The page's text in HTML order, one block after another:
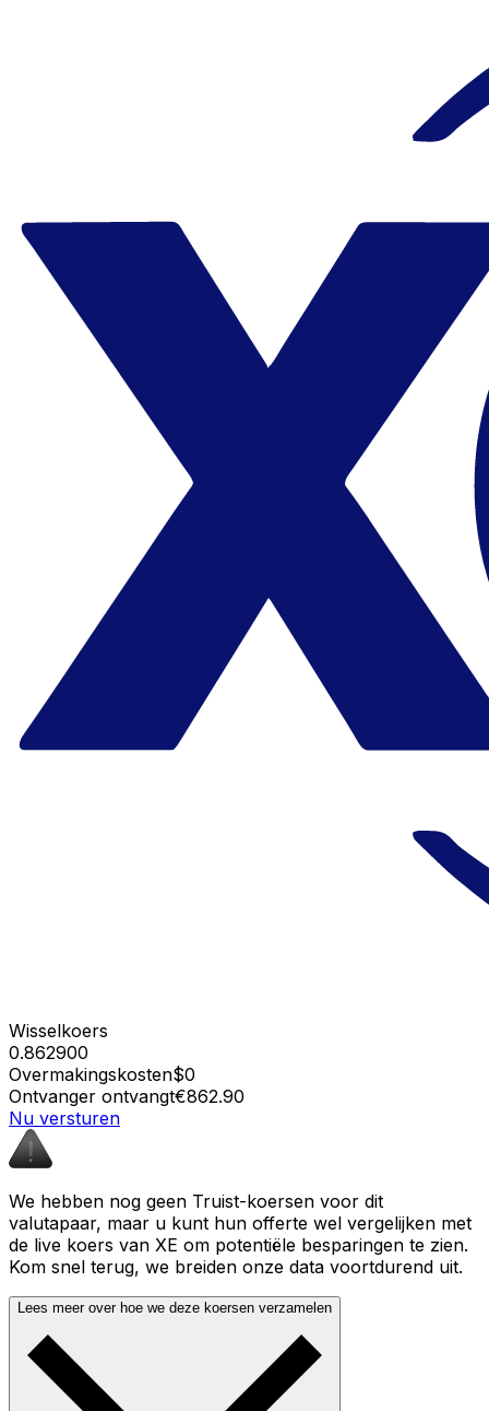
Wisselkoers
0.862900
Overmakingskosten$0
Ontvanger ontvangt€862.90
Nu versturen
We hebben nog geen Truist-koersen voor dit
valutapaar, maar u kunt hun offerte wel vergelijken met
de live koers van XE om potentiële besparingen te zien.
Kom snel terug, we breiden onze data voortdurend uit.
Lees meer over hoe we deze koersen verzamelen